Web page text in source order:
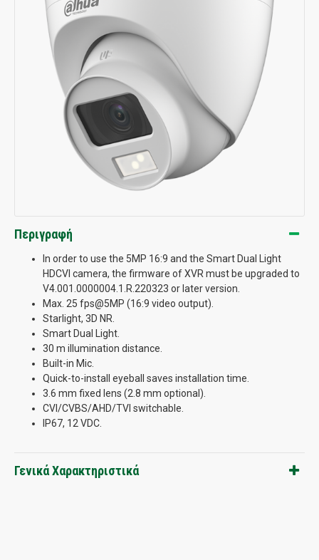
Περιγραφή
In order to use the 5MP 16:9 and the Smart Dual Light
HDCVI camera, the firmware of XVR must be upgraded to
V4.001.0000004.1.R.220323 or later version.
Max. 25 fps@5MP (16:9 video output).
Starlight, 3D NR.
Smart Dual Light.
30 m illumination distance.
Built-in Mic.
Quick-to-install eyeball saves installation time.
3.6 mm fixed lens (2.8 mm optional).
CVI/CVBS/AHD/TVI switchable.
IP67, 12 VDC.
Γενικά Χαρακτηριστικά